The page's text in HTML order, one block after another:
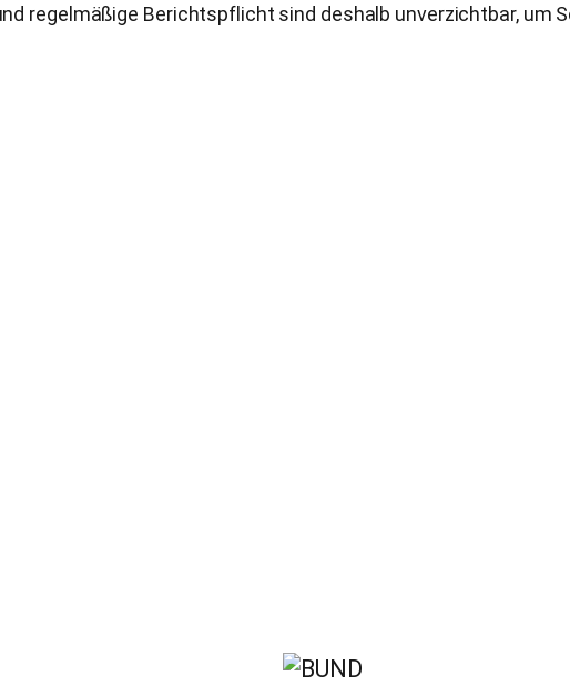
regelmäßige Berichtspflicht sind deshalb unverzichtbar, um